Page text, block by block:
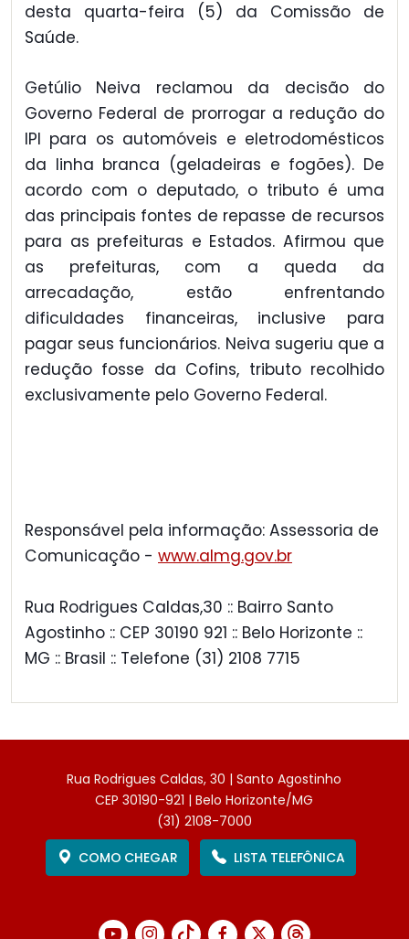
desta quarta-feira (5) da Comissão de
Saúde.
Getúlio Neiva reclamou da decisão do
Governo Federal de prorrogar a redução do
IPI para os automóveis e eletrodomésticos
da linha branca (geladeiras e fogões). De
acordo com o deputado, o tributo é uma
das principais fontes de repasse de recursos
para as prefeituras e Estados. Afirmou que
as prefeituras, com a queda da
arrecadação, estão enfrentando
dificuldades financeiras, inclusive para
pagar seus funcionários. Neiva sugeriu que a
redução fosse da Cofins, tributo recolhido
exclusivamente pelo Governo Federal.
Responsável pela informação: Assessoria de
Comunicação - www.almg.gov.br
Rua Rodrigues Caldas,30 :: Bairro Santo
Agostinho :: CEP 30190 921 :: Belo Horizonte ::
MG :: Brasil :: Telefone (31) 2108 7715
Rua Rodrigues Caldas, 30 | Santo Agostinho
CEP 30190-921 | Belo Horizonte/MG
(31) 2108-7000
COMO CHEGAR
LISTA TELEFÔNICA